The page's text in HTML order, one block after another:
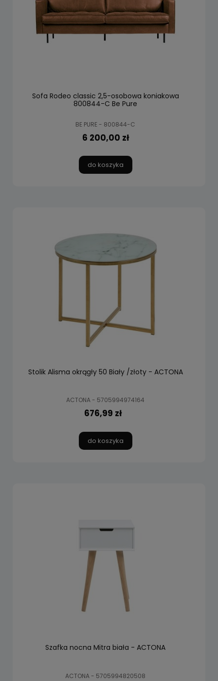
Sofa Rodeo classic 2,5-osobowa koniakowa
800844-C Be Pure
BE PURE - 800844-C
6 200,00 zł
do koszyka
Stolik Alisma okrągły 50 Biały /złoty - ACTONA
ACTONA - 5705994974164
676,99 zł
do koszyka
Szafka nocna Mitra biała - ACTONA
ACTONA - 5705994820508